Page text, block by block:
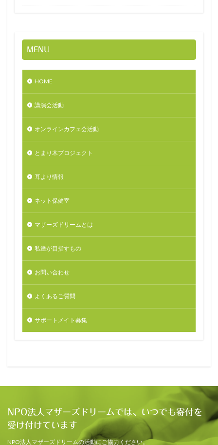
MENU
HOME
講演会活動
オンラインカフェ会活動
とまり木プロジェクト
耳より情報
ネット保健室
マザーズドリームとは
私達が目指すもの
お問い合わせ
よくあるご質問
サポートメイト募集
NPO法人マザーズドリームでは、いつでも寄付を
受け付けています
NPO法人マザーズドリームの活動にご協力ください。